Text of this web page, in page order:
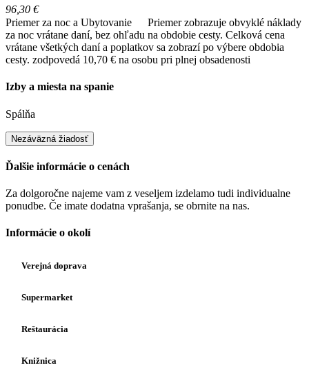
96,30 €
Priemer za noc a Ubytovanie
Priemer zobrazuje obvyklé náklady
za noc vrátane daní, bez ohľadu na obdobie cesty. Celková cena
vrátane všetkých daní a poplatkov sa zobrazí po výbere obdobia
cesty. zodpovedá 10,70 € na osobu pri plnej obsadenosti
Izby a miesta na spanie
Spálňa
Nezáväzná žiadosť
Ďalšie informácie o cenách
Za dolgoročne najeme vam z veseljem izdelamo tudi individualne
ponudbe. Če imate dodatna vprašanja, se obrnite na nas.
Informácie o okolí
Verejná doprava
Supermarket
Reštaurácia
Knižnica